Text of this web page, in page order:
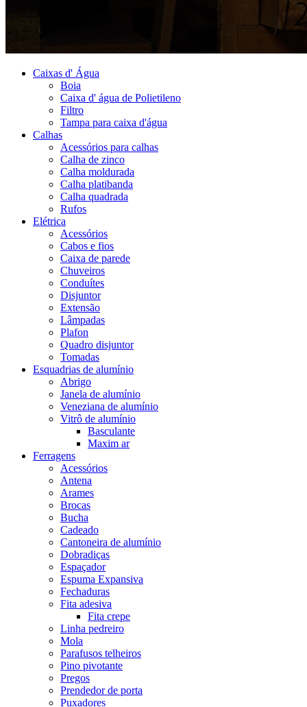
Caixas d' Água
Boia
Caixa d' água de Polietileno
Filtro
Tampa para caixa d'água
Calhas
Acessórios para calhas
Calha de zinco
Calha moldurada
Calha platibanda
Calha quadrada
Rufos
Elétrica
Acessórios
Cabos e fios
Caixa de parede
Chuveiros
Conduítes
Disjuntor
Extensão
Lâmpadas
Plafon
Quadro disjuntor
Tomadas
Esquadrias de alumínio
Abrigo
Janela de alumínio
Veneziana de alumínio
Vitrô de alumínio
Basculante
Maxim ar
Ferragens
Acessórios
Antena
Arames
Brocas
Bucha
Cadeado
Cantoneira de alumínio
Dobradiças
Espaçador
Espuma Expansiva
Fechaduras
Fita adesiva
Fita crepe
Linha pedreiro
Mola
Parafusos telheiros
Pino pivotante
Pregos
Prendedor de porta
Puxadores